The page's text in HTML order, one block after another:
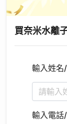
買奈米水離
輸入姓名
輸入電話